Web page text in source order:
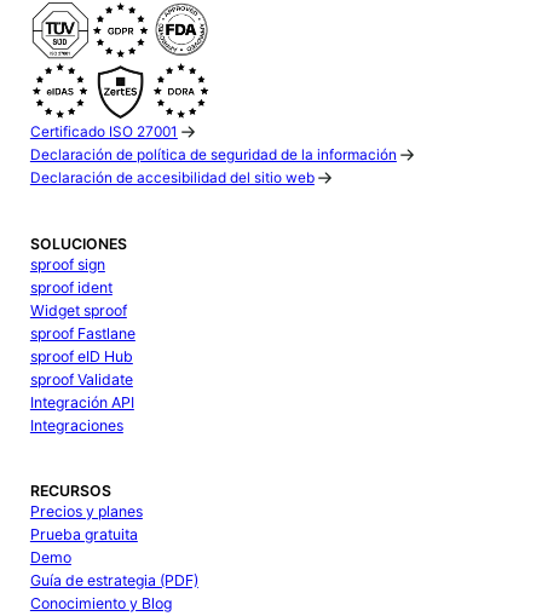
Certificado ISO 27001
Declaración de política de seguridad de la información
Declaración de accesibilidad del sitio web
SOLUCIONES
sproof sign
sproof ident
Widget sproof
sproof Fastlane
sproof eID Hub
sproof Validate
Integración API
Integraciones
RECURSOS
Precios y planes
Prueba gratuita
Demo
Guía de estrategia (PDF)
Conocimiento y Blog